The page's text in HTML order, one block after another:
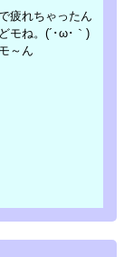
疲れちゃったん
モね。(´･ω･｀)
～ん